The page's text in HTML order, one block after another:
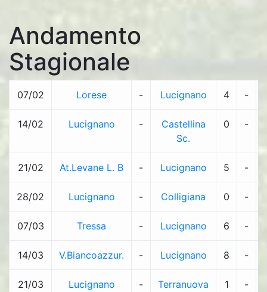
Andamento
Stagionale
07/02 Lorese - Lucignano 4 -
14/02 Lucignano -
Castellina
Sc.
0 -
21/02 At.Levane L. B - Lucignano 5 -
28/02 Lucignano - Colligiana 0 -
07/03 Tressa - Lucignano 6 -
14/03 V.Biancoazzur. - Lucignano 8 -
21/03 Lucignano -
Terranuova
1 -